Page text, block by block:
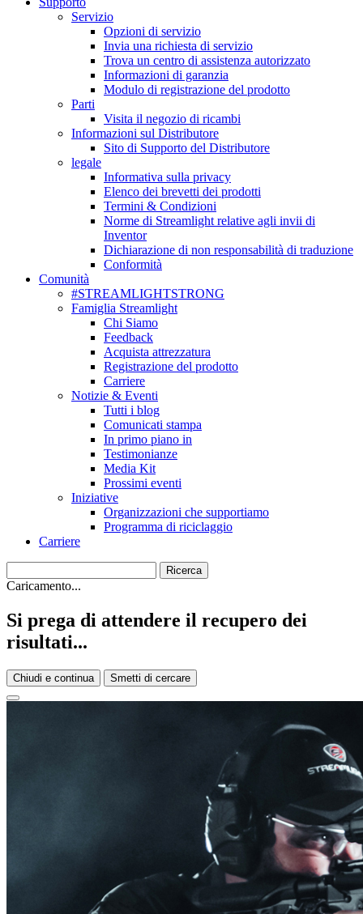
Servizio
Opzioni di servizio
Invia una richiesta di servizio
Trova un centro di assistenza autorizzato
Informazioni di garanzia
Modulo di registrazione del prodotto
Parti
Visita il negozio di ricambi
Informazioni sul Distributore
Sito di Supporto del Distributore
legale
Informativa sulla privacy
Elenco dei brevetti dei prodotti
Termini & Condizioni
Norme di Streamlight relative agli invii di
Inventor
Dichiarazione di non responsabilità di traduzione
Conformità
Comunità
#STREAMLIGHTSTRONG
Famiglia Streamlight
Chi Siamo
Feedback
Acquista attrezzatura
Registrazione del prodotto
Carriere
Notizie & Eventi
Tutti i blog
Comunicati stampa
In primo piano in
Testimonianze
Media Kit
Prossimi eventi
Iniziative
Organizzazioni che supportiamo
Programma di riciclaggio
Carriere
Caricamento...
Si prega di attendere il recupero dei
risultati...
Chiudi e continua Smetti di cercare